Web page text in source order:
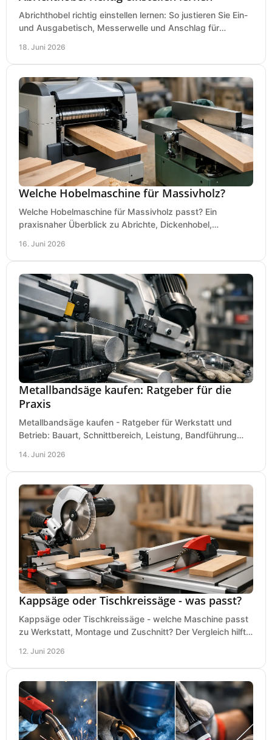
Abrichthobel richtig einstellen lernen: So justieren Sie Ein-
und Ausgabetisch, Messerwelle und Anschlag für
18. Juni 2026
Welche Hobelmaschine für Massivholz?
Welche Hobelmaschine für Massivholz passt? Ein
praxisnaher Überblick zu Abrichte, Dickenhobel,
16. Juni 2026
Metallbandsäge kaufen: Ratgeber für die
Praxis
Metallbandsäge kaufen - Ratgeber für Werkstatt und
Betrieb: Bauart, Schnittbereich, Leistung, Bandführung
14. Juni 2026
Kappsäge oder Tischkreissäge - was passt?
Kappsäge oder Tischkreissäge - welche Maschine passt
zu Werkstatt, Montage und Zuschnitt? Der Vergleich hilft
12. Juni 2026